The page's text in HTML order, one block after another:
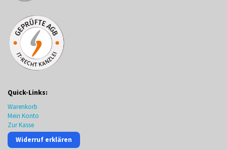
Quick-Links:
Warenkorb
Mein Konto
Zur Kasse
Widerruf erklären